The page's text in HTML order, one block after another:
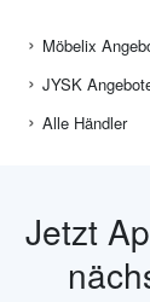
Möbelix
JYSK
Alle Händler
Jetzt